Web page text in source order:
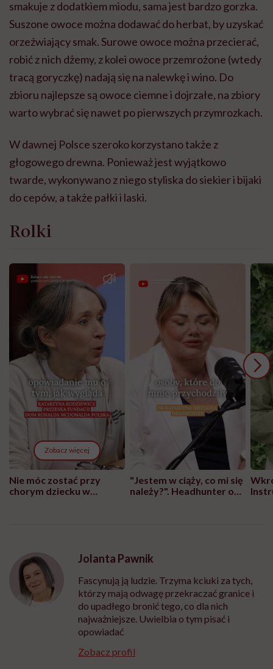
smakuje z dodatkiem miodu, sama jest bardzo gorzka.
Suszone owoce można dodawać do herbat, by uzyskać
orzeźwiający smak. Surowe owoce można przecierać,
robić z nich dżemy, z kolei owoce przemrożone (wtedy
tracą goryczkę) nadają się na nalewkę i wino. Do
zbioru najlepsze są owoce ciemne i dojrzałe, na zbiory
warto wybrać się nawet po pierwszych przymrozkach.
W dawnej Polsce szeroko korzystano także z
głogowego drewna. Ponieważ jest wyjątkowo
twarde, wykonywano z niego styliska do siekier i bijaki
do cepów, a także pałki i laski.
Rolki
Zobacz więcej
Nie móc zostać przy
chorym dziecku w
"Jestem w ciąży, co mi się
należy?". Headhunter o
Jolanta Pawnik
Fascynują ją ludzie. Trzyma kciuki za tych,
którzy mają odwagę przekraczać granice i
do upadłego bronić tego, co dla nich
najważniejsze. Uwielbia o tym pisać i
opowiadać
Zobacz profil